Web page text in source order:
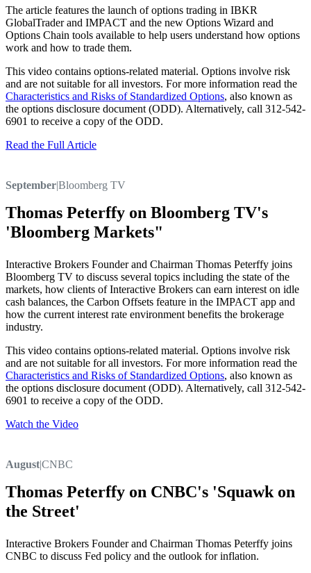
The article features the launch of options trading in IBKR
GlobalTrader and IMPACT and the new Options Wizard and
Options Chain tools available to help users understand how options
work and how to trade them.
This video contains options-related material. Options involve risk
and are not suitable for all investors. For more information read the
Characteristics and Risks of Standardized Options, also known as
the options disclosure document (ODD). Alternatively, call 312-542-
6901 to receive a copy of the ODD.
Read the Full Article
September|Bloomberg TV
Thomas Peterffy on Bloomberg TV's
'Bloomberg Markets"
Interactive Brokers Founder and Chairman Thomas Peterffy joins
Bloomberg TV to discuss several topics including the state of the
markets, how clients of Interactive Brokers can earn interest on idle
cash balances, the Carbon Offsets feature in the IMPACT app and
how the current interest rate environment benefits the brokerage
industry.
This video contains options-related material. Options involve risk
and are not suitable for all investors. For more information read the
Characteristics and Risks of Standardized Options, also known as
the options disclosure document (ODD). Alternatively, call 312-542-
6901 to receive a copy of the ODD.
Watch the Video
August|CNBC
Thomas Peterffy on CNBC's 'Squawk on
the Street'
Interactive Brokers Founder and Chairman Thomas Peterffy joins
CNBC to discuss Fed policy and the outlook for inflation.